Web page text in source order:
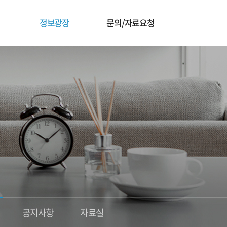
정보광장 문의/자료요청
공지사항 자료실